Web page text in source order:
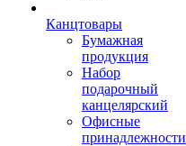
Канцтовары
Бумажная
продукция
Набор
подарочный
канцелярский
Офисные
принадлежности